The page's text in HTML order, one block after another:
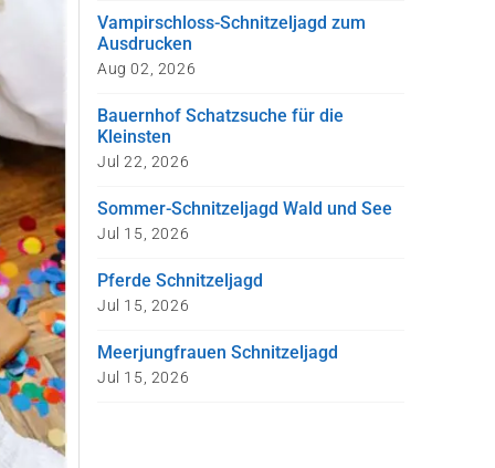
Vampirschloss-Schnitzeljagd zum
Ausdrucken
Aug 02, 2026
Bauernhof Schatzsuche für die
Kleinsten
Jul 22, 2026
Sommer-Schnitzeljagd Wald und See
Jul 15, 2026
Pferde Schnitzeljagd
Jul 15, 2026
Meerjungfrauen Schnitzeljagd
Jul 15, 2026